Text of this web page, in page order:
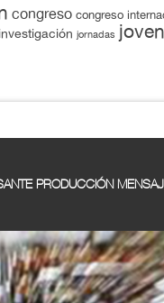
congreso congreso
investigación jornadas
PRODUCCIÓN